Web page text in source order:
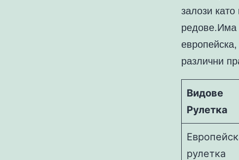
залози
редове.Има
различни
Видове
Рулетка
рулетка